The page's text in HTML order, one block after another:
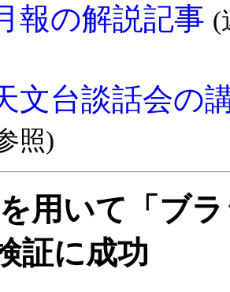
報の解説記事 (
文台談話会の
照)
用いて「ブ
証に成功